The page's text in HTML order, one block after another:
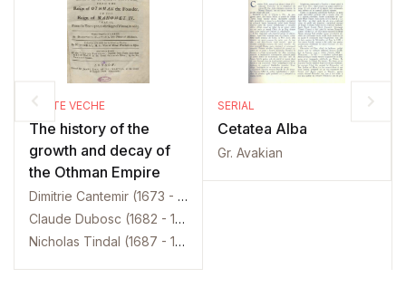
CARTE VECHE
The history of the
growth and decay of
the Othman Empire
Dimitrie Cantemir (1673 - 1723)
Claude Dubosc (1682 - 1745)
Nicholas Tindal (1687 - 1774)
SERIAL
Cetatea Alba
Gr. Avakian